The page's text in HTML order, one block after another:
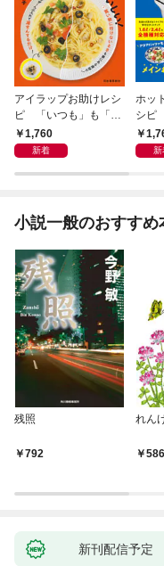
アイラップお助けレシ
ピ 「いつも」も「も
しも」もおいしい！
1,760
新着
ホッ
シピ
ず
料で新
小説一般のおすすめ
残照
792
れん
586
新刊配信予定